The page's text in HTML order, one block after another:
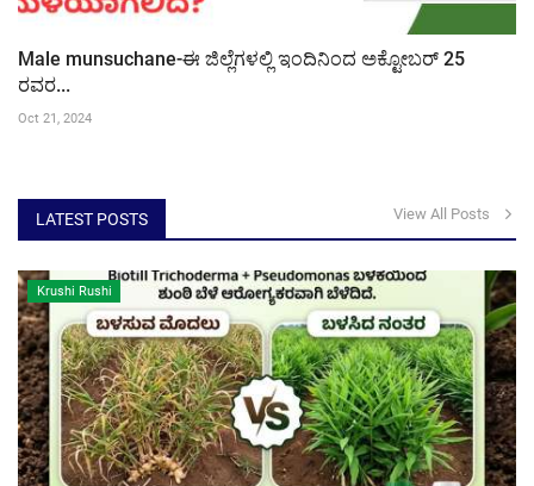
Male munsuchane-ಈ ಜಿಲ್ಲೆಗಳಲ್ಲಿ ಇಂದಿನಿಂದ ಅಕ್ಟೋಬರ್ 25
ರವರ...
Oct 21, 2024
LATEST POSTS View All Posts
Krushi Rushi